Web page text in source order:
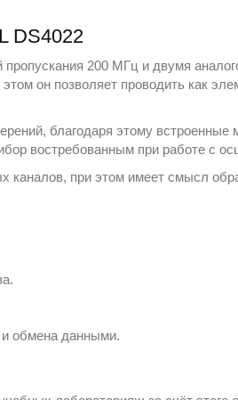
DS4022
200 МГц и двумя
он позволяет проводить как
благодаря этому встроенные
востребованным при работе с
каналов, при этом имеет смысл
обмена данными.